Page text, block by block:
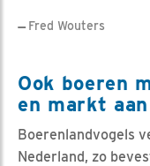
Fred Wouters
Ook boeren
en markt
Boerenlandvogels
Nederland, zo